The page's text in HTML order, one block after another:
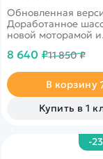
Обновленная
Доработанное
новой моторамой и
влагозащита - для
полный привод
масштаб 1:16
8 640 ₽11 850 ₽
В корзину
Купить в 1
-